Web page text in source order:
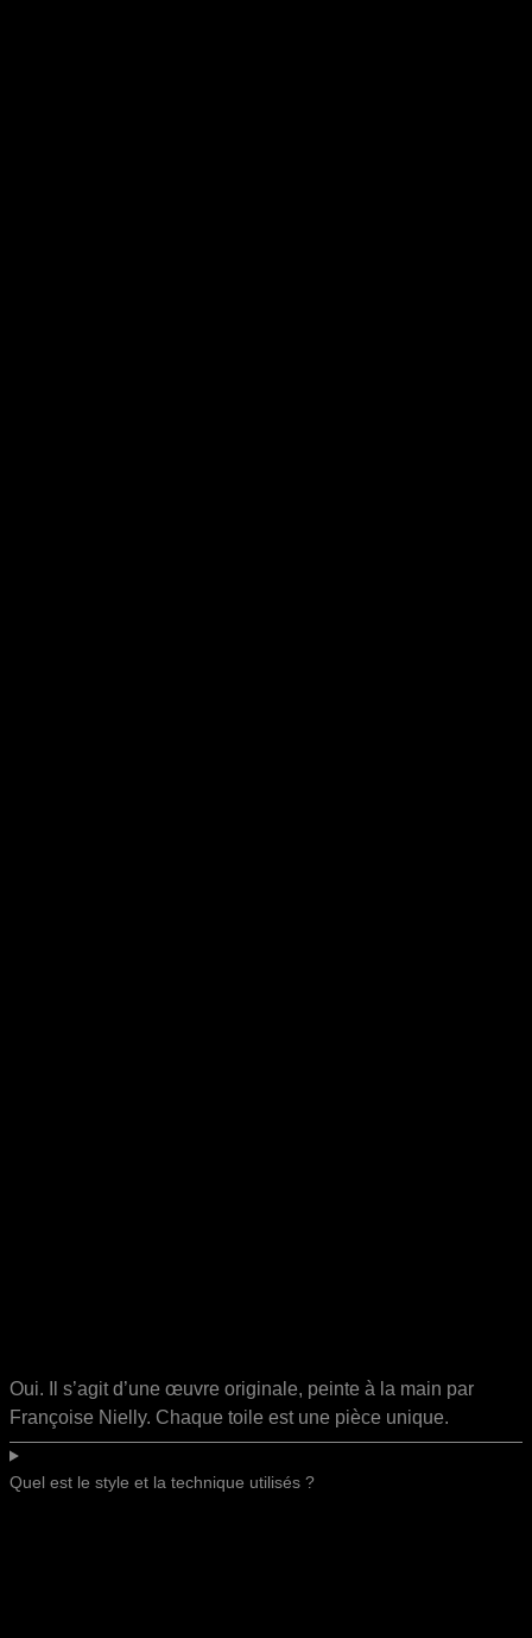
Oui. Il s’agit d’une œuvre originale, peinte à la main par
Françoise Nielly. Chaque toile est une pièce unique.
Quel est le style et la technique utilisés ?